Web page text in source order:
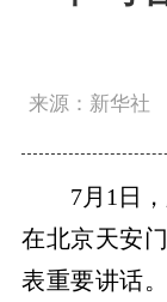
来源：新华社
7月1日
在北京天安
表重要讲话